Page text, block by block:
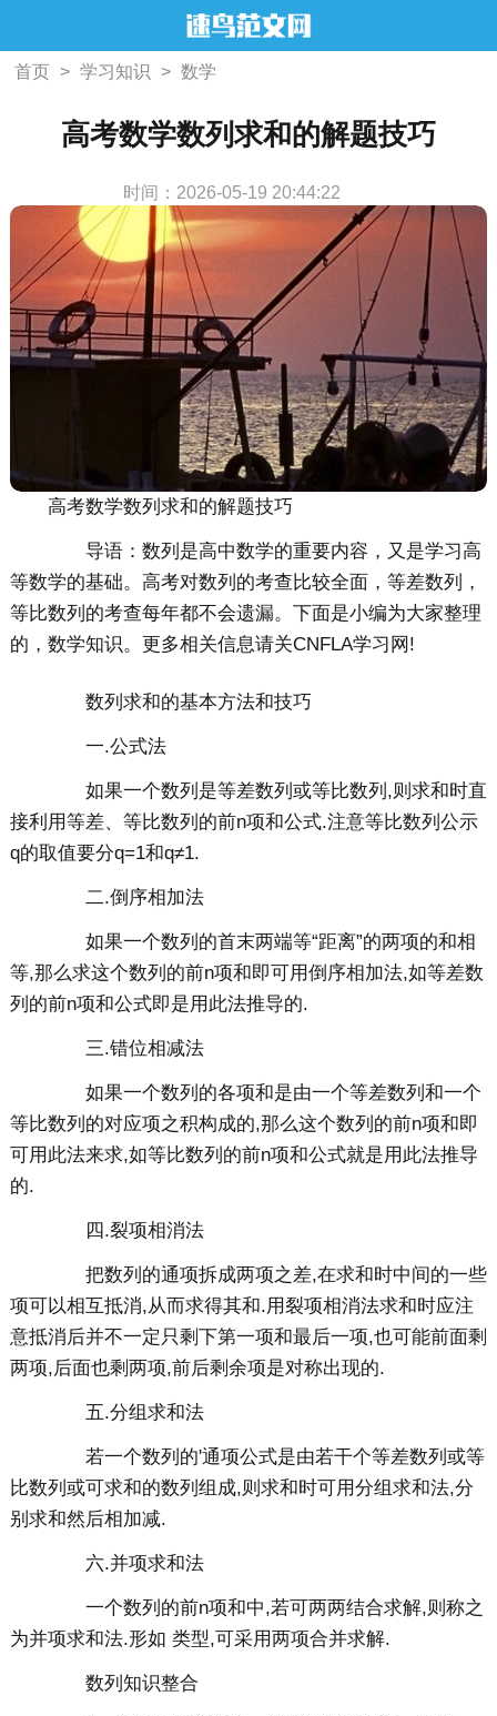
首页 > 学习知识 > 数学
高考数学数列求和的解题技巧
时间：2026-05-19 20:44:22
高考数学数列求和的解题技巧
导语：数列是高中数学的重要内容，又是学习高
等数学的基础。高考对数列的考查比较全面，等差数列，
等比数列的考查每年都不会遗漏。下面是小编为大家整理
的，数学知识。更多相关信息请关CNFLA学习网!
数列求和的基本方法和技巧
一.公式法
如果一个数列是等差数列或等比数列,则求和时直
接利用等差、等比数列的前n项和公式.注意等比数列公示
q的取值要分q=1和q≠1.
二.倒序相加法
如果一个数列的首末两端等“距离”的两项的和相
等,那么求这个数列的前n项和即可用倒序相加法,如等差数
列的前n项和公式即是用此法推导的.
三.错位相减法
如果一个数列的各项和是由一个等差数列和一个
等比数列的对应项之积构成的,那么这个数列的前n项和即
可用此法来求,如等比数列的前n项和公式就是用此法推导
的.
四.裂项相消法
把数列的通项拆成两项之差,在求和时中间的一些
项可以相互抵消,从而求得其和.用裂项相消法求和时应注
意抵消后并不一定只剩下第一项和最后一项,也可能前面剩
两项,后面也剩两项,前后剩余项是对称出现的.
五.分组求和法
若一个数列的'通项公式是由若干个等差数列或等
比数列或可求和的数列组成,则求和时可用分组求和法,分
别求和然后相加减.
六.并项求和法
一个数列的前n项和中,若可两两结合求解,则称之
为并项求和法.形如 类型,可采用两项合并求解.
数列知识整合